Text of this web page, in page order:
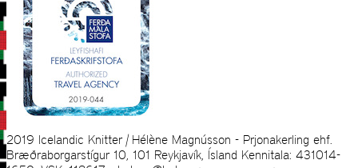
2019 Icelandic Knitter | Hélène Magnússon - Prjonakerling ehf.
Bræðraborgarstígur 10, 101 Reykjavík, Ísland Kennitala: 431014-